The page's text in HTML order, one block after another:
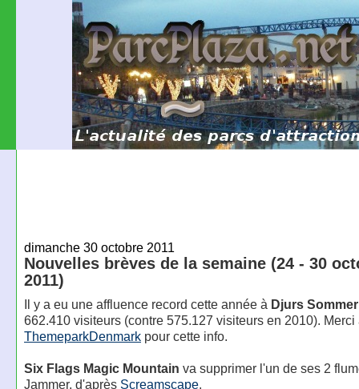
dimanche 30 octobre 2011
Nouvelles brèves de la semaine (24 - 30
2011)
Il y a eu une affluence record cette année à Djurs
662.410 visiteurs (contre 575.127 visiteurs en 2010). Merci
ThemeparkDenmarkpour cette info.
Six Flags Magic Mountain va supprimer l'un de ses 2
Jammer, d'après Screamscape.